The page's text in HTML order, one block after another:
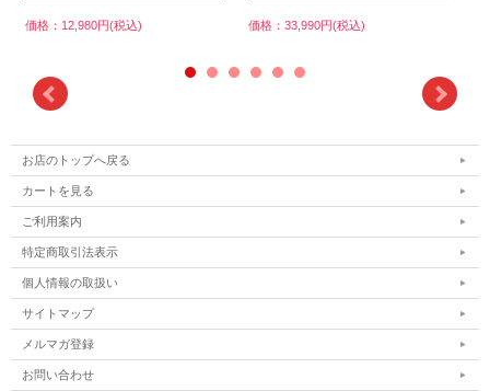
価格：12,980円(税込) 価格：33,990円(税込)
お店のトップへ戻る
カートを見る
ご利用案内
特定商取引法表示
個人情報の取扱い
サイトマップ
メルマガ登録
お問い合わせ